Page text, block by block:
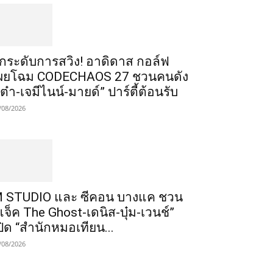
ระดับการสวิง! อาดิดาส กอล์ฟ
ยโฉม CODECHAOS 27 ชวนคนดัง
ต๋า-เจมีไนน์-มายด์” ปาร์ตี้ต้อนรับ
2026
STUDIO และ ซีคอน บางแค ชวน
จ็ค The Ghost-เดนิส-บุ๋ม-เวนช์”
ด “สำนักหมอเทียน...
2026